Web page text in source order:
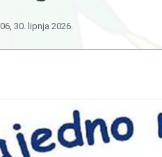
30. lipnja 2026.